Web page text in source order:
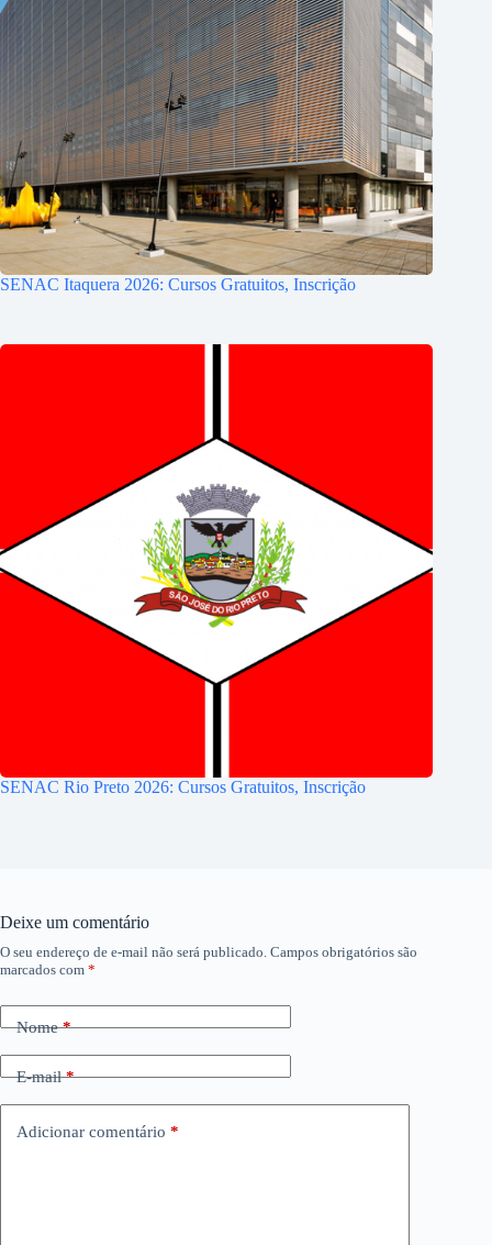
SENAC Itaquera 2026: Cursos Gratuitos, Inscrição
SENAC Rio Preto 2026: Cursos Gratuitos, Inscrição
Deixe um comentário
O seu endereço de e-mail não será publicado. Campos obrigatórios são
marcados com *
Nome*
E-mail*
Adicionar comentário *